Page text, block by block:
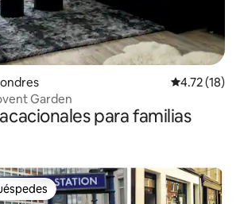
Calificación
4.72 (18)
Garden
para familias